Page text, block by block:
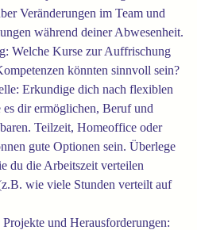
Veränderungen im Team und
während deiner Abwesenheit.
Welche Kurse zur Auffrischung
könnten sinnvoll sein?
Erkundige dich nach flexiblen
dir ermöglichen, Beruf und
Teilzeit, Homeoffice oder
gute Optionen sein. Überlege
du die Arbeitszeit verteilen
wie viele Stunden verteilt auf
und Herausforderungen: